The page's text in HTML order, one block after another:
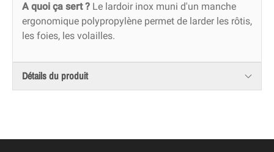
A quoi ça sert ? Le lardoir inox muni d'un manche
ergonomique polypropylène permet de larder les rôtis,
les foies, les volailles.
Détails du produit